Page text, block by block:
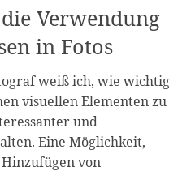
Verwendung
in Fotos
weiß ich, wie wichtig
visuellen Elementen zu
und
Eine Möglichkeit,
von